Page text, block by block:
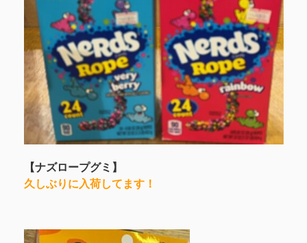
【ナズロープグミ】
久しぶりに入荷してます！